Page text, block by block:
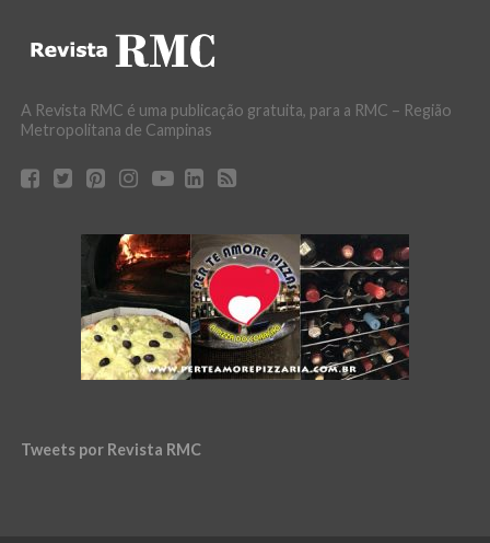
A Revista RMC é uma publicação gratuita, para a RMC – Região
Metropolitana de Campinas
Tweets por Revista RMC